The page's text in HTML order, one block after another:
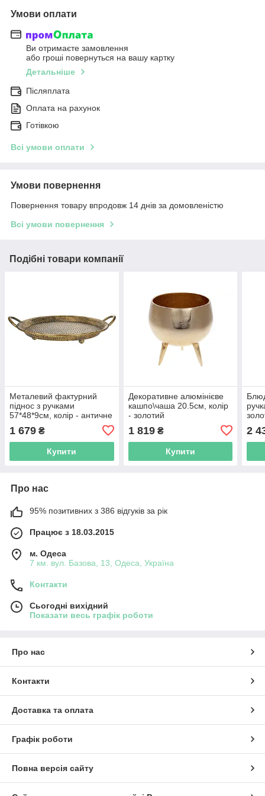
Умови оплати
Ви отримаєте замовлення
або гроші повернуться на вашу картку
Детальніше
Післяплата
Оплата на рахунок
Готівкою
Всі умови оплати
Умови повернення
Повернення товару впродовж 14 днів за домовленістю
Всі умови повернення
Подібні товари компанії
Металевий фактурний
піднос з ручками
57*48*9см, колір - античне
1 679 ₴
Купити
Декоративне алюмінієве
кашпо\чаша 20.5см, колір
- золотий
1 819₴
Купити
2
Про нас
95% позитивних з 386 відгуків за рік
Працює з 18.03.2015
м. Одеса
7 км. вул. Базова, 13, Одеса, Україна
Контакти
Сьогодні вихідний
Показати весь графік роботи
Про нас
Контакти
Доставка та оплата
Графік роботи
Повна версія сайту